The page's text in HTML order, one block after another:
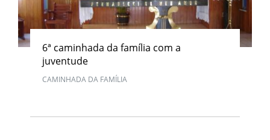
6ª caminhada da família com a
juventude
CAMINHADA DA FAMÍLIA